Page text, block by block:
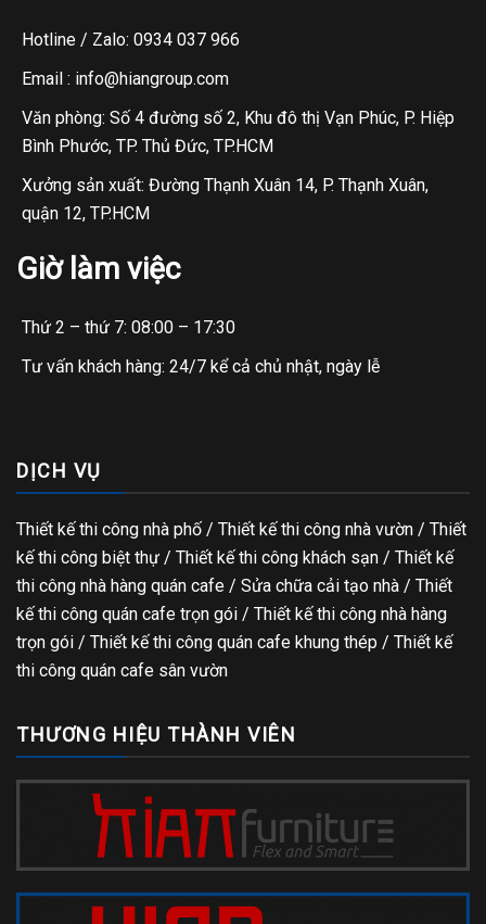
Hotline / Zalo: 0934 037 966
Email : info@hiangroup.com
Văn phòng: Số 4 đường số 2, Khu đô thị Vạn Phúc, P. Hiệp
Bình Phước, TP. Thủ Đức, TP.HCM
Xưởng sản xuất: Đường Thạnh Xuân 14, P. Thạnh Xuân,
quận 12, TP.HCM
Giờ làm việc
Thứ 2 – thứ 7: 08:00 – 17:30
Tư vấn khách hàng: 24/7 kể cả chủ nhật, ngày lễ
DỊCH VỤ
Thiết kế thi công nhà phố / Thiết kế thi công nhà vườn / Thiết
kế thi công biệt thự / Thiết kế thi công khách sạn / Thiết kế
thi công nhà hàng quán cafe / Sửa chữa cải tạo nhà / Thiết
kế thi công quán cafe trọn gói / Thiết kế thi công nhà hàng
trọn gói / Thiết kế thi công quán cafe khung thép / Thiết kế
thi công quán cafe sân vườn
THƯƠNG HIỆU THÀNH VIÊN